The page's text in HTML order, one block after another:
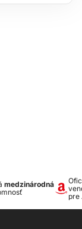
medzinárodná
pre